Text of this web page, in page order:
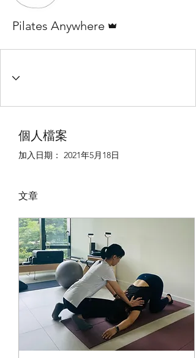
Pilates Anywhere
個人檔案
加入日期： 2021年5月18日
文章